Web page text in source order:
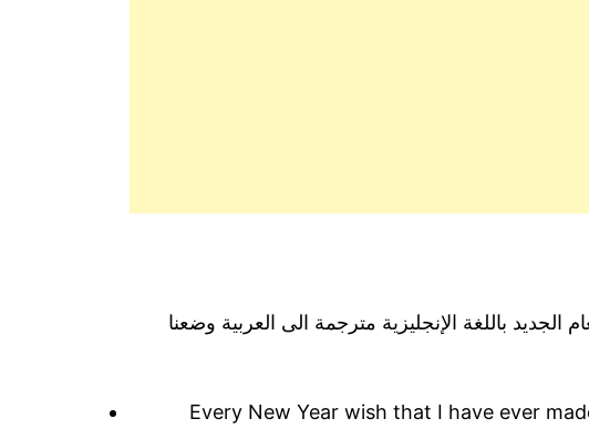
باللغة الإنجليزية مترجمة الى العربية وضعنا
Every New Year wish that I have ever